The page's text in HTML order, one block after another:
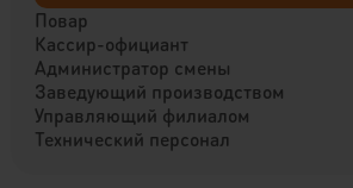
Повар
Кассир-официант
Администратор смены
Заведующий производством
Управляющий филиалом
Технический персонал